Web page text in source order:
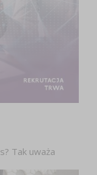
Tak uważa